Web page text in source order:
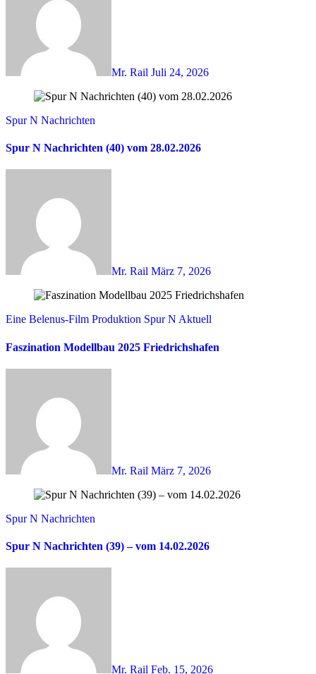
Mr. Rail Juli 24, 2026
Spur N Nachrichten
Spur N Nachrichten (40) vom 28.02.2026
Mr. Rail März 7, 2026
Eine Belenus-Film Produktion Spur N Aktuell
Faszination Modellbau 2025 Friedrichshafen
Mr. Rail März 7, 2026
Spur N Nachrichten
Spur N Nachrichten (39) – vom 14.02.2026
Mr. Rail Feb. 15, 2026